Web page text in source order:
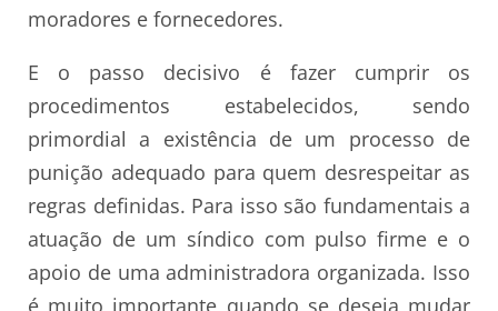
moradores e fornecedores.
E o passo decisivo é fazer cumprir os
procedimentos estabelecidos, sendo
primordial a existência de um processo de
punição adequado para quem desrespeitar as
regras definidas. Para isso são fundamentais a
atuação de um síndico com pulso firme e o
apoio de uma administradora organizada. Isso
é muito importante quando se deseja mudar